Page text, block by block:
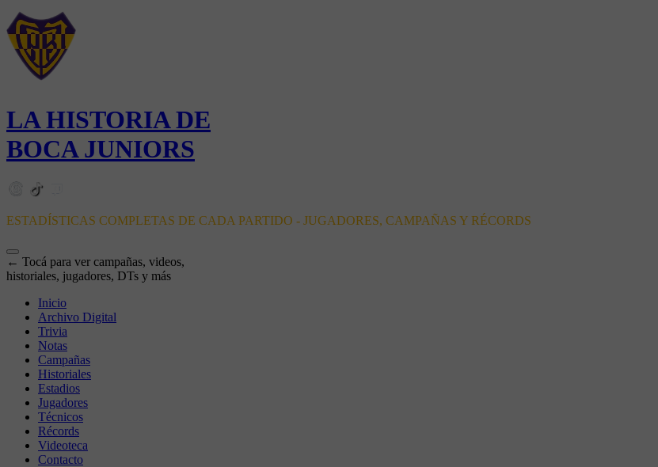
LA HISTORIA DE
BOCA JUNIORS
ESTADÍSTICAS COMPLETAS DE CADA PARTIDO - JUGADORES, CAMPAÑAS Y RÉCORDS
← Tocá para ver campañas, videos,
historiales, jugadores, DTs y más
Inicio
Archivo Digital
Trivia
Notas
Campañas
Historiales
Estadios
Jugadores
Técnicos
Récords
Videoteca
Contacto